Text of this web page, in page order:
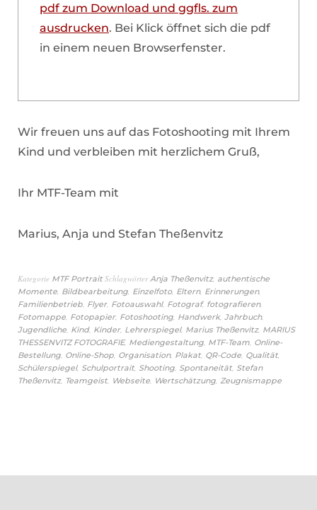
pdf zum Download und ggfls. zum
ausdrucken. Bei Klick öffnet sich die pdf
in einem neuen Browserfenster.
Wir freuen uns auf das Fotoshooting mit Ihrem
Kind und verbleiben mit herzlichem Gruß,
Ihr MTF-Team mit
Marius, Anja und Stefan Theßenvitz
Kategorie MTF Portrait Schlagwörter Anja Theßenvitz, authentische
Momente Bildbearbeitung Einzelfoto, Eltern, Erinnerungen,
Familienbetrieb Flyer, Fotoauswahl, Fotograf, fotografieren,
Fotomappe Fotopapier, Fotoshooting Handwerk, Jahrbuch,
Jugendliche Kind, Kinder, Lehrerspiegel, Marius Theßenvitz, MARIUS
THESSENVITZ FOTOGRAFIE, Mediengestaltung MTF-Team Online-
Bestellung Online-Shop Organisation, Plakat QR-Code Qualität
Schülerspiegel, Schulportrait Shooting Spontaneität Stefan
Theßenvitz, Teamgeist Webseite Wertschätzung Zeugnismappe